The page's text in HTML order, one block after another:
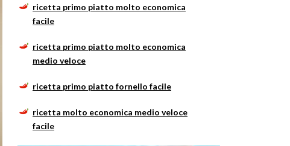
ricetta primo piatto molto economica
facile
ricetta primo piatto molto economica
medio veloce
ricetta primo piatto fornello facile
ricetta molto economica medio veloce
facile